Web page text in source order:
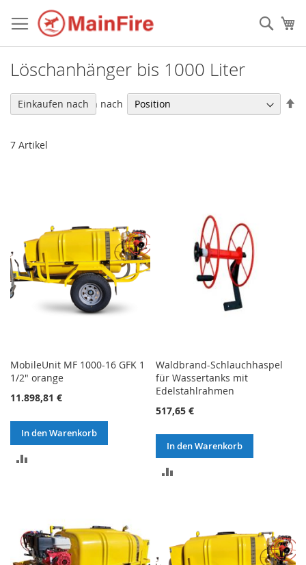
zum
Inhalt
Löschanhänger bis 1000 Liter
7 Artikel
Sortieren nach
MobileUnit MF 1000-16 GFK 1
1/2" orange
11.898,81 €
In den Warenkorb
Waldbrand-Schlauchhaspel
für Wassertanks mit
Edelstahlrahmen
517,65 €
In den Warenkorb
Einkaufen nach